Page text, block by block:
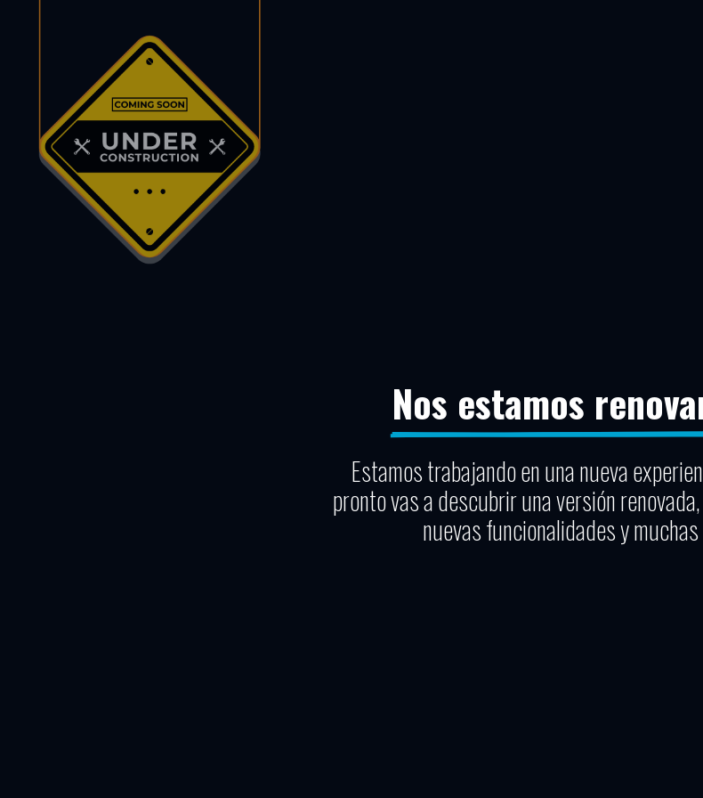
Nos estamos
Estamos trabajando en una nueva
pronto vas a descubrir una versión
nuevas funcionalidades y